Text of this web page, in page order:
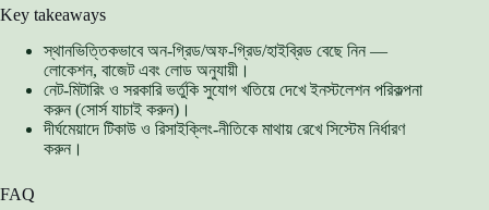
Key takeaways
স্থানভিত্তিকভাবে অন-গ্রিড/অফ-গ্রিড/হাইব্রিড বেছে নিন —
লোকেশন, বাজেট এবং লোড অনুযায়ী।
নেট-মিটারিং ও সরকারি ভর্তুকি সুযোগ খতিয়ে দেখে ইনস্টলেশন পরিকল্পনা
করুন (সোর্স যাচাই করুন)।
দীর্ঘমেয়াদে টিকাউ ও রিসাইক্লিং-নীতিকে মাথায় রেখে সিস্টেম নির্ধারণ
করুন।
FAQ